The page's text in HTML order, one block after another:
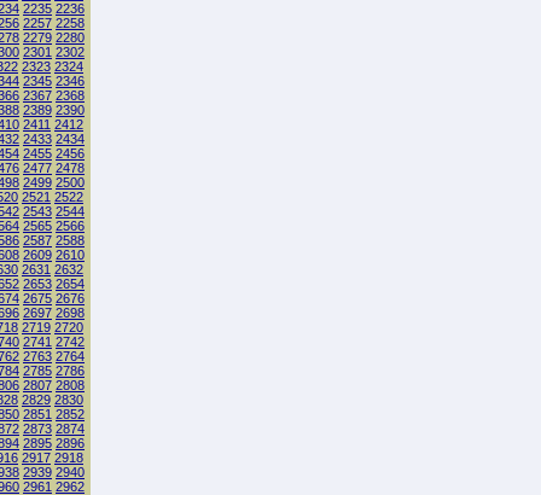
2235 2236
2257 2258
2279 2280
2301 2302
2323 2324
2345 2346
2367 2368
2389 2390
2411 2412
2433 2434
2455 2456
2477 2478
2499 2500
2521 2522
2543 2544
2565 2566
2587 2588
2609 2610
2631 2632
2653 2654
2675 2676
2697 2698
2719 2720
2741 2742
2763 2764
2785 2786
2807 2808
2829 2830
2851 2852
2873 2874
2895 2896
2917 2918
2939 2940
2961 2962